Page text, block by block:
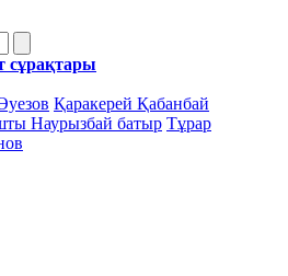
сұрақтары
Қаракерей Қабанбай
Наурызбай батыр Тұрар